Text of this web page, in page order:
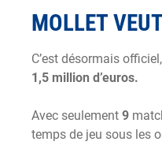
MOLLET
C’est désormais officiel,
1,5 million d’euros.
Avec seulement 9
temps de jeu sous les